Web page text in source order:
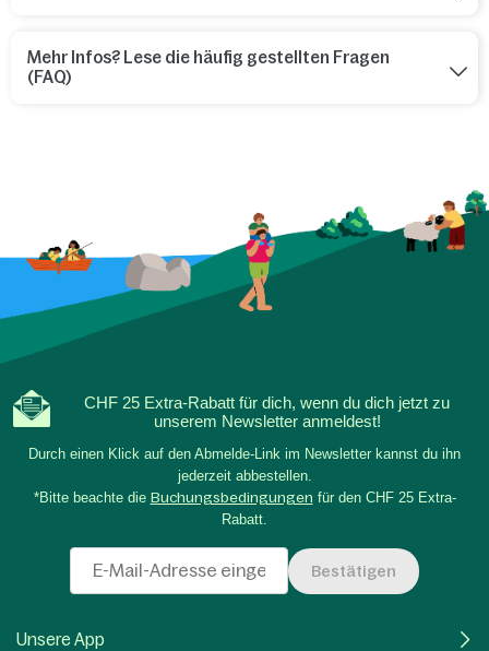
Mehr Infos? Lese die häufig gestellten Fragen
(FAQ)
CHF 25 Extra-Rabatt für dich, wenn du dich jetzt zu
unserem Newsletter anmeldest!
Durch einen Klick auf den Abmelde-Link im Newsletter kannst du ihn
jederzeit abbestellen.
*Bitte beachte die Buchungsbedingungen für den CHF 25 Extra-
Rabatt.
Bestätigen
Unsere App